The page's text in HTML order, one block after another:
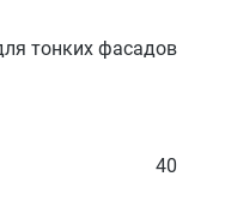
тонких фасадов
40